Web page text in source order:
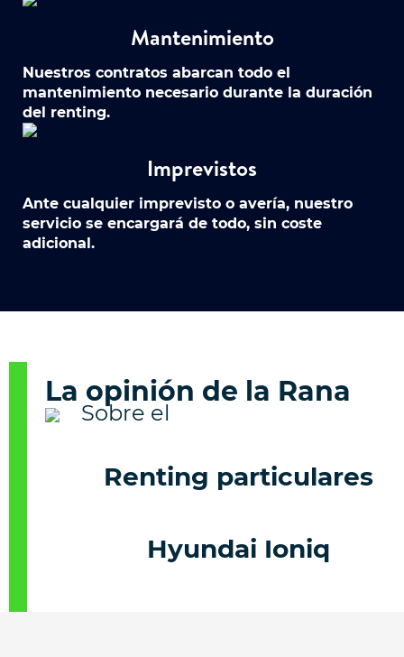
Mantenimiento
Nuestros contratos abarcan todo el
mantenimiento necesario durante la duración
del renting.
Imprevistos
Ante cualquier imprevisto o avería, nuestro
servicio se encargará de todo, sin coste
adicional.
La opinión de la Rana
Renting particulares
Hyundai Ioniq